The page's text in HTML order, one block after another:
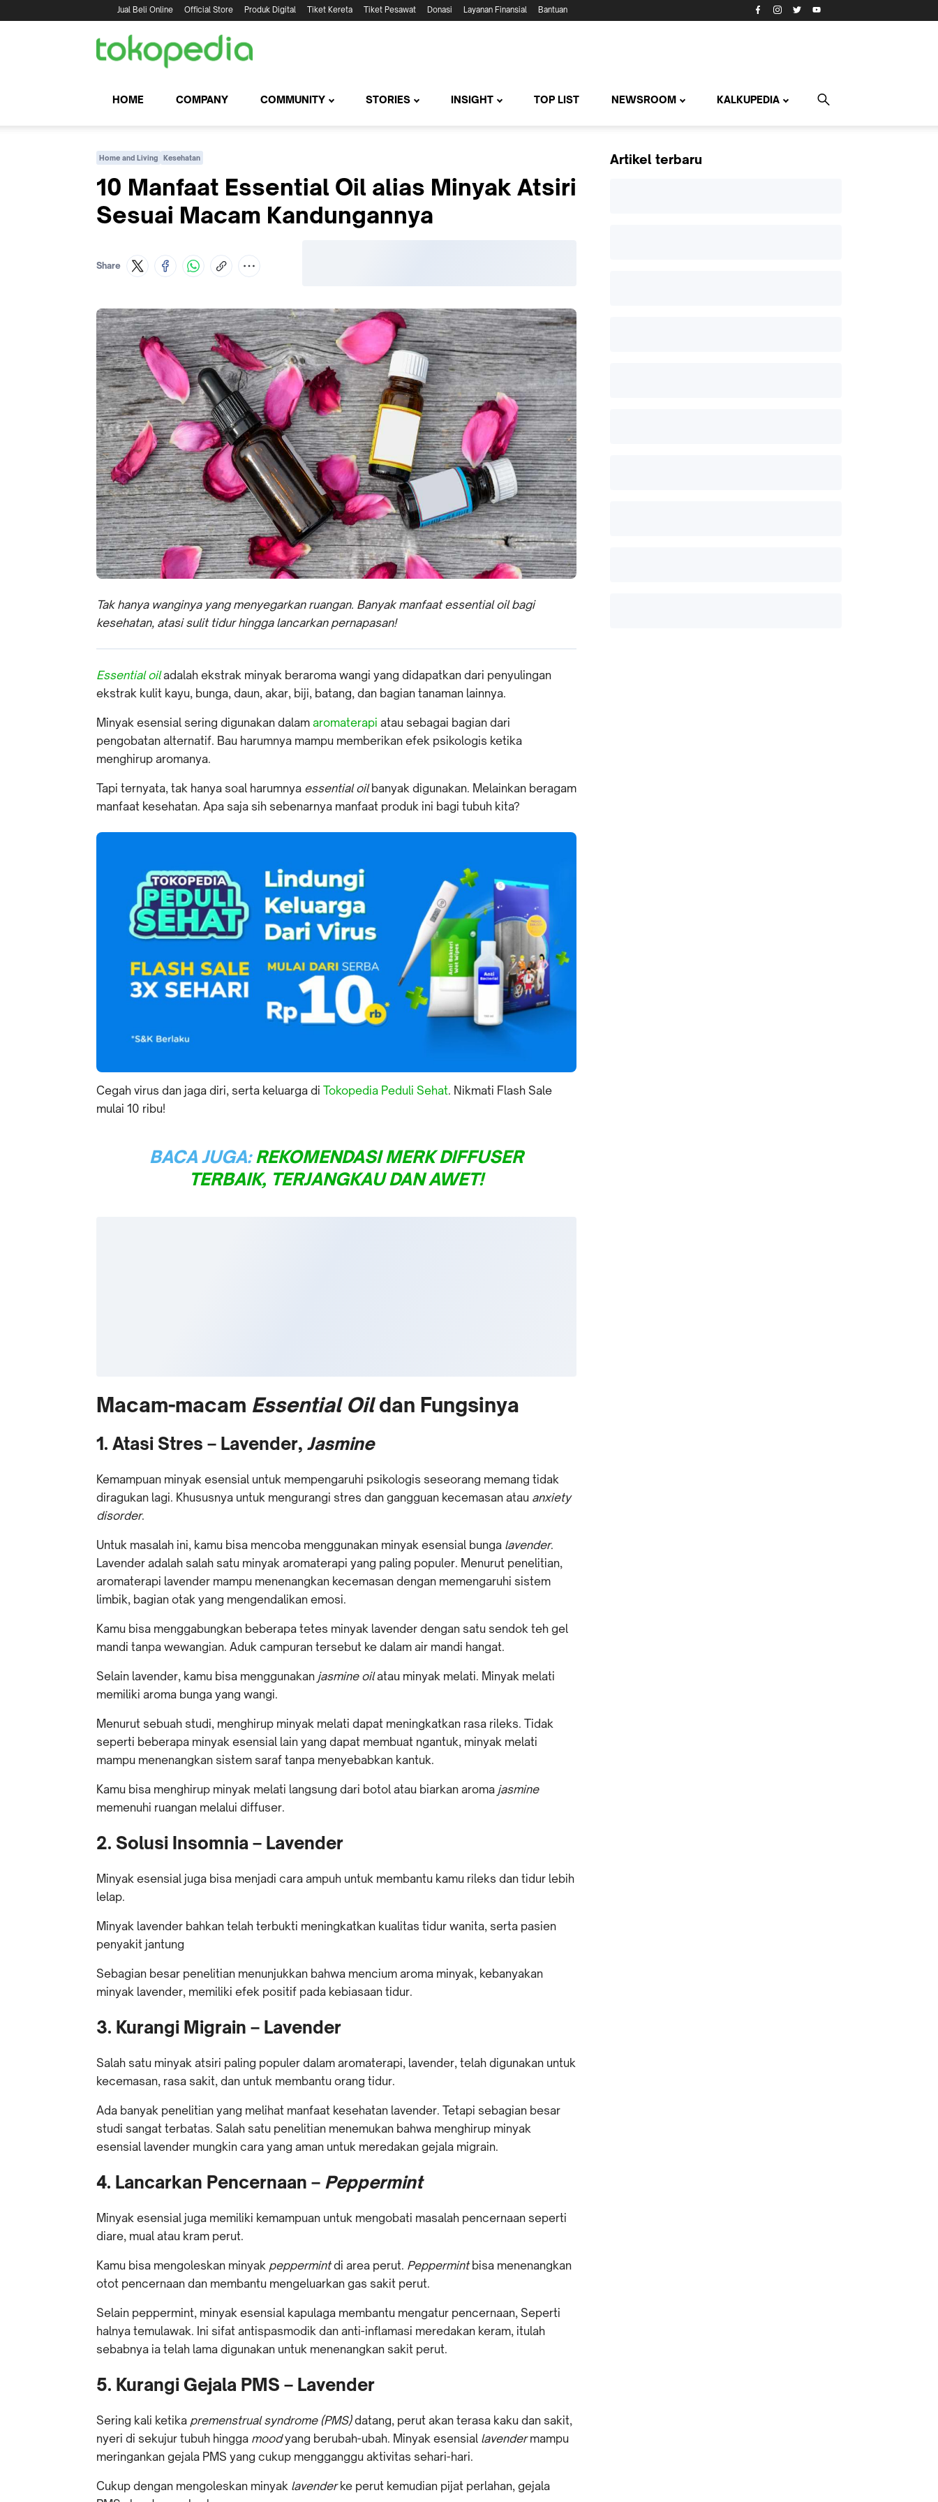
Jual Beli Online Official Store Produk Digital Tiket Kereta Tiket Pesawat Donasi Layanan Finansial Bantuan
HOME COMPANY COMMUNITY STORIES INSIGHT TOP LIST NEWSROOM KALKUPEDIA
Home and Living Kesehatan
10 Manfaat Essential Oil alias Minyak Atsiri
Sesuai Macam Kandungannya
Share
Tak hanya wanginya yang menyegarkan ruangan. Banyak manfaat essential oil bagi
kesehatan, atasi sulit tidur hingga lancarkan pernapasan!
Essential oiladalah ekstrak minyak beraroma wangi yang didapatkan dari penyulingan
ekstrak kulit kayu, bunga, daun, akar, biji, batang, dan bagian tanaman lainnya.
Minyak esensial sering digunakan dalam aromaterapi atau sebagai bagian dari
pengobatan alternatif. Bau harumnya mampu memberikan efek psikologis ketika
menghirup aromanya.
Tapi ternyata, tak hanya soal harumnya essential oilbanyak digunakan. Melainkan beragam
manfaat kesehatan. Apa saja sih sebenarnya manfaat produk ini bagi tubuh kita?
Cegah virus dan jaga diri, serta keluarga di Tokopedia Peduli Sehat. Nikmati Flash Sale
mulai 10 ribu!
BACA JUGA:REKOMENDASI MERK DIFFUSER
TERBAIK, TERJANGKAU DAN AWET!
Macam-macam Essential Oildan Fungsinya
1. Atasi Stres – Lavender, Jasmine
Kemampuan minyak esensial untuk mempengaruhi psikologis seseorang memang tidak
diragukan lagi. Khususnya untuk mengurangi stres dan gangguan kecemasan atau anxiety
disorder.
Untuk masalah ini, kamu bisa mencoba menggunakan minyak esensial bunga lavender.
Lavender adalah salah satu minyak aromaterapi yang paling populer. Menurut penelitian,
aromaterapi lavender mampu menenangkan kecemasan dengan memengaruhi sistem
limbik, bagian otak yang mengendalikan emosi.
Kamu bisa menggabungkan beberapa tetes minyak lavender dengan satu sendok teh gel
mandi tanpa wewangian. Aduk campuran tersebut ke dalam air mandi hangat.
Selain lavender, kamu bisa menggunakan jasmine oilatau minyak melati. Minyak melati
memiliki aroma bunga yang wangi.
Menurut sebuah studi, menghirup minyak melati dapat meningkatkan rasa rileks. Tidak
seperti beberapa minyak esensial lain yang dapat membuat ngantuk, minyak melati
mampu menenangkan sistem saraf tanpa menyebabkan kantuk.
Kamu bisa menghirup minyak melati langsung dari botol atau biarkan aroma jasmine
memenuhi ruangan melalui diffuser.
2. Solusi Insomnia – Lavender
Minyak esensial juga bisa menjadi cara ampuh untuk membantu kamu rileks dan tidur lebih
lelap.
Minyak lavender bahkan telah terbukti meningkatkan kualitas tidur wanita, serta pasien
penyakit jantung
Sebagian besar penelitian menunjukkan bahwa mencium aroma minyak, kebanyakan
minyak lavender, memiliki efek positif pada kebiasaan tidur.
3. Kurangi Migrain – Lavender
Salah satu minyak atsiri paling populer dalam aromaterapi, lavender, telah digunakan untuk
kecemasan, rasa sakit, dan untuk membantu orang tidur.
Ada banyak penelitian yang melihat manfaat kesehatan lavender. Tetapi sebagian besar
studi sangat terbatas. Salah satu penelitian menemukan bahwa menghirup minyak
esensial lavender mungkin cara yang aman untuk meredakan gejala migrain.
4. Lancarkan Pencernaan – Peppermint
Minyak esensial juga memiliki kemampuan untuk mengobati masalah pencernaan seperti
diare, mual atau kram perut.
Kamu bisa mengoleskan minyak peppermintdi area perut. Peppermintbisa menenangkan
otot pencernaan dan membantu mengeluarkan gas sakit perut.
Selain peppermint, minyak esensial kapulaga membantu mengatur pencernaan, Seperti
halnya temulawak. Ini sifat antispasmodik dan anti-inflamasi meredakan keram, itulah
sebabnya ia telah lama digunakan untuk menenangkan sakit perut.
5. Kurangi Gejala PMS – Lavender
Sering kali ketika premenstrual syndrome (PMS)datang, perut akan terasa kaku dan sakit,
nyeri di sekujur tubuh hingga moodyang berubah-ubah. Minyak esensial lavendermampu
meringankan gejala PMS yang cukup mengganggu aktivitas sehari-hari.
Cukup dengan mengoleskan minyak lavenderke perut kemudian pijat perlahan, gejala
Artikel terbaru